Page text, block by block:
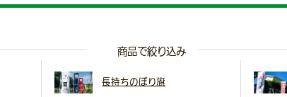
商品で絞り込み
長持ちのぼり旗